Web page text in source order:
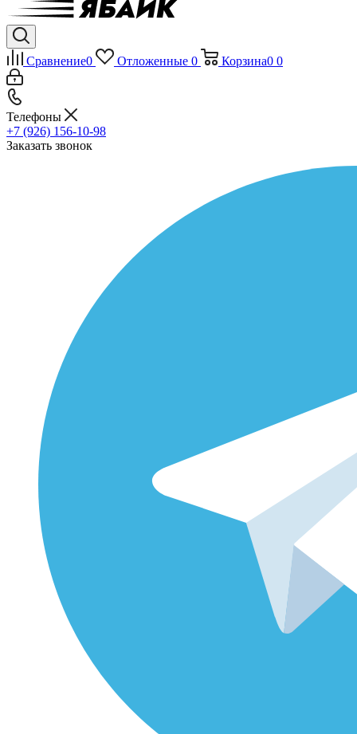
Сравнение0 Отложенные 0 Корзина0 0
Телефоны
+7 (926) 156-10-98
Заказать звонок